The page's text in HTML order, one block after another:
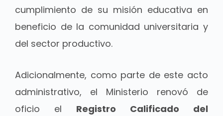
cumplimiento de su misión educativa en
beneficio de la comunidad universitaria y
del sector productivo.
Adicionalmente, como parte de este acto
administrativo, el Ministerio renovó de
oficio el Registro Calificado del